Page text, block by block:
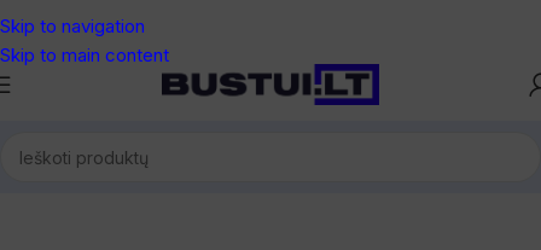
Skip to navigation
Skip to main content